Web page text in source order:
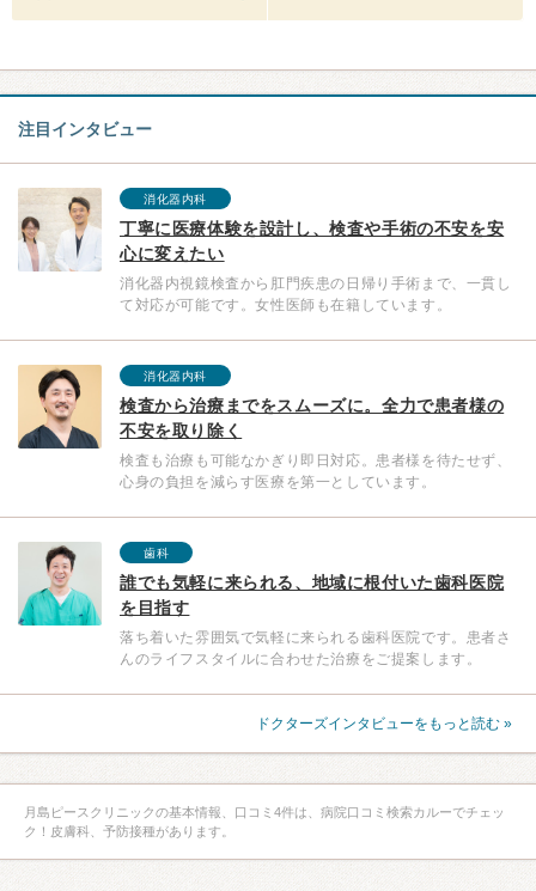
注目インタビュー
消化器内科
丁寧に医療体験を設計し、検査や手術の不安を安
心に変えたい
消化器内視鏡検査から肛門疾患の日帰り手術まで、一貫し
て対応が可能です。女性医師も在籍しています。
消化器内科
検査から治療までをスムーズに。全力で患者様の
不安を取り除く
検査も治療も可能なかぎり即日対応。患者様を待たせず、
心身の負担を減らす医療を第一としています。
歯科
誰でも気軽に来られる、地域に根付いた歯科医院
を目指す
落ち着いた雰囲気で気軽に来られる歯科医院です。患者さ
んのライフスタイルに合わせた治療をご提案します。
ドクターズインタビューをもっと読む »
月島ピースクリニックの基本情報、口コミ4件は、病院口コミ検索カルーでチェッ
ク！皮膚科、予防接種があります。